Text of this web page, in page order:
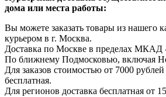
дома или места работы:
Вы можете заказать товары из нашего
курьером в г. Москва.
Доставка по Москве в пределах МКАД
По ближнему Подмосковью, включая
Для заказов стоимостью от 7000
бесплатная.
Для регионов доставка бесплатная от